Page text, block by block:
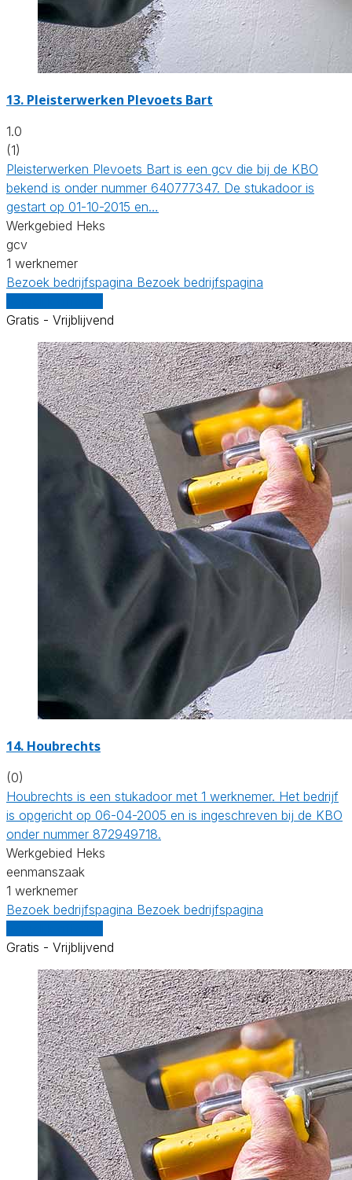
13. Pleisterwerken Plevoets Bart
1.0
(1)
Pleisterwerken Plevoets Bart is een gcv die bij de KBO
bekend is onder nummer 640777347. De stukadoor is
gestart op 01-10-2015 en…
Werkgebied Heks
gcv
1 werknemer
Bezoek bedrijfspagina Bezoek bedrijfspagina
Gratis - Vrijblijvend
14. Houbrechts
(0)
Houbrechts is een stukadoor met 1 werknemer. Het bedrijf
is opgericht op 06-04-2005 en is ingeschreven bij de KBO
onder nummer 872949718.
Werkgebied Heks
eenmanszaak
1 werknemer
Bezoek bedrijfspagina Bezoek bedrijfspagina
Gratis - Vrijblijvend